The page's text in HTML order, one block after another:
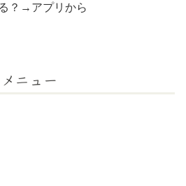
？→アプリから
メニュー